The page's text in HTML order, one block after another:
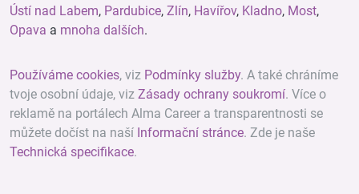
Ústí nad Labem, Pardubice, Zlín, Havířov, Kladno, Most,
Opava a mnoha dalších.
Používáme cookies, viz Podmínky služby. A také chráníme
tvoje osobní údaje, viz Zásady ochrany soukromí. Více o
reklamě na portálech Alma Career a transparentnosti se
můžete dočíst na naší Informační stránce. Zde je naše
Technická specifikace.